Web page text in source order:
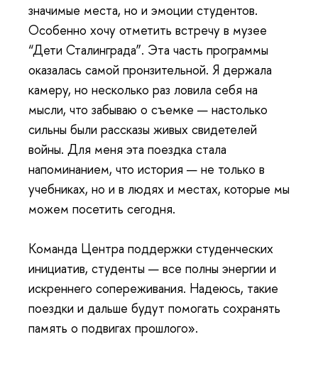
значимые места, но и эмоции студентов.
Особенно хочу отметить встречу в музее
“Дети Сталинграда”. Эта часть программы
оказалась самой пронзительной. Я держала
камеру, но несколько раз ловила себя на
мысли, что забываю о съемке — настолько
сильны были рассказы живых свидетелей
войны. Для меня эта поездка стала
напоминанием, что история — не только в
учебниках, но и в людях и местах, которые мы
можем посетить сегодня.
Команда Центра поддержки студенческих
инициатив, студенты — все полны энергии и
искреннего сопереживания. Надеюсь, такие
поездки и дальше будут помогать сохранять
память о подвигах прошлого».